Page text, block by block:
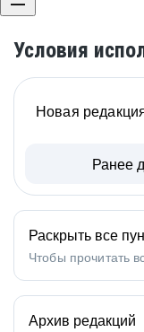
Условия
Новая
Ранее
Раскрыть все
Чтобы прочитать
Архив редакций